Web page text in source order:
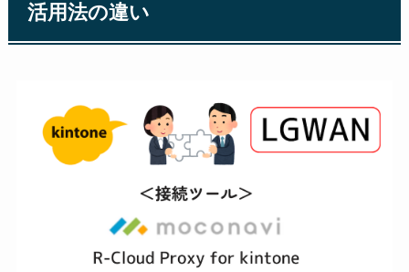
活用法の違い